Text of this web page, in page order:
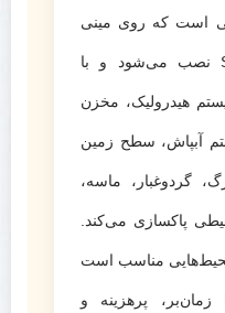
است که روی مینی
لودر یا Skid Steer Loader نصب می‌شود و با
هیدرولیک، مخزن
آبپاش، سطح زمین
گردوغبار، ماسه،
پاکسازی می‌کند.
مناسب است
پرهزینه و